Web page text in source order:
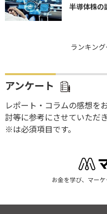
半導体株の
ランキン
アンケート
レポート・コラムの感想を
討等に参考にさせていただき
※は必須項目です。
お金を学び、マー